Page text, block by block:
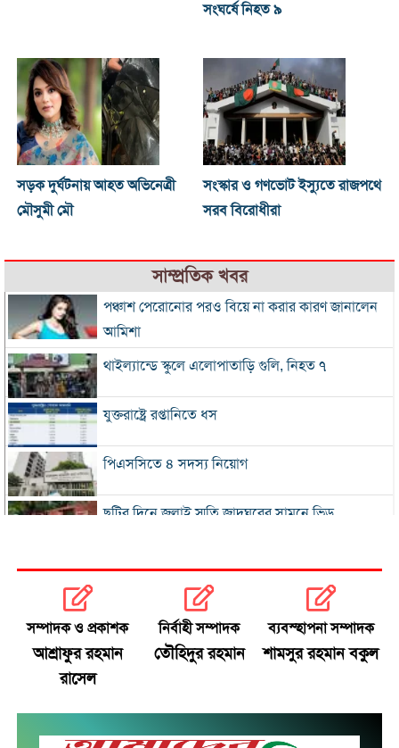
সংঘর্ষে নিহত ৯
সড়ক দুর্ঘটনায় আহত অভিনেত্রী
মৌসুমী মৌ
সংস্কার ও গণভোট ইস্যুতে রাজপথে
সরব বিরোধীরা
সাম্প্রতিক খবর
পঞ্চাশ পেরোনোর পরও বিয়ে না করার কারণ জানালেন
আমিশা
থাইল্যান্ডে স্কুলে এলোপাতাড়ি গুলি, নিহত ৭
যুক্তরাষ্ট্রে রপ্তানিতে ধস
পিএসসিতে ৪ সদস্য নিয়োগ
ছুটির দিনে জুলাই স্মৃতি জাদুঘরের সামনে ভিড়
নতুন বিদেশি কোচের খোঁজে বিসিবি
শীর্ষ মাদক কারবারিদের তালিকা প্রস্তুত করা হচ্ছে:
সম্পাদক ও প্রকাশক
আশ্রাফুর রহমান
রাসেল
নির্বাহী সম্পাদক
তৌহিদুর রহমান
ব্যবস্হাপনা সম্পাদক
শামসুর রহমান বকুল